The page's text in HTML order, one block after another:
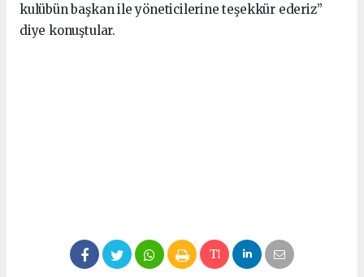
kulübün başkan ile yöneticilerine teşekkür ederiz”
diye konuştular.